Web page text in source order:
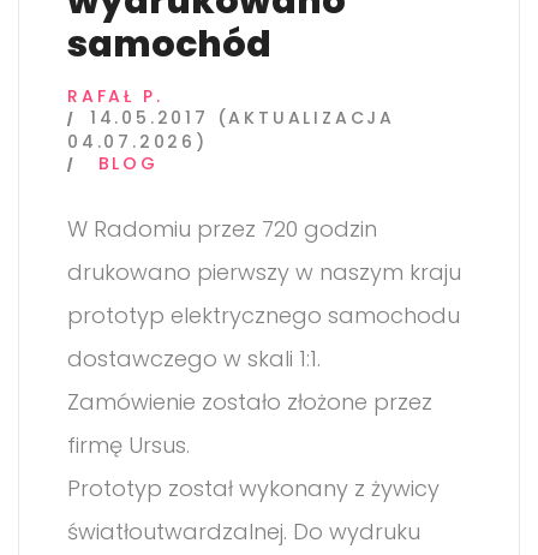
samochód
RAFAŁ P.
14.05.2017 (AKTUALIZACJA
04.07.2026)
BLOG
W Radomiu przez 720 godzin
drukowano pierwszy w naszym kraju
prototyp elektrycznego samochodu
dostawczego w skali 1:1.
Zamówienie zostało złożone przez
firmę Ursus.
Prototyp został wykonany z żywicy
światłoutwardzalnej. Do wydruku